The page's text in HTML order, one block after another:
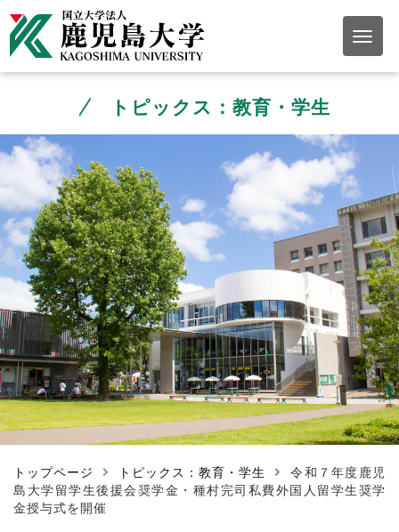
トピックス：教育・学生
トップページ トピックス：教育・学生
令和７年度鹿児
島大学留学生後援会奨学金・種村完司私費外国人留学生奨学
金授与式を開催